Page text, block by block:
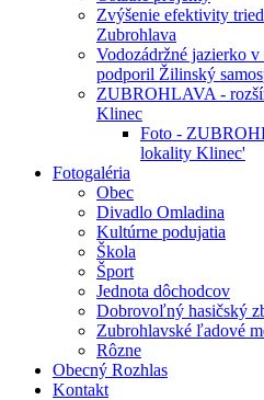
Zvýšenie efektivity
Zubrohlava
Vodozádržné jazierko
podporil Žilinský
ZUBROHLAVA -
Klinec
Foto -
lokality Klinec'
Fotogaléria
Obec
Divadlo Omladina
Kultúrne podujatia
Škola
Šport
Jednota dôchodcov
Dobrovoľný hasičský
Zubrohlavské ľadové
Rôzne
Obecný Rozhlas
Kontakt